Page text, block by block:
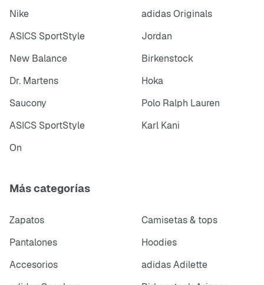
Nike
adidas Originals
ASICS SportStyle
Jordan
New Balance
Birkenstock
Dr. Martens
Hoka
Saucony
Polo Ralph Lauren
ASICS SportStyle
Karl Kani
On
Más categorías
Zapatos
Camisetas & tops
Pantalones
Hoodies
Accesorios
adidas Adilette